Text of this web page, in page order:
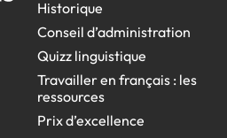
Historique
Conseil d’administration
Quizz linguistique
Travailler en français : les
ressources
Prix d’excellence